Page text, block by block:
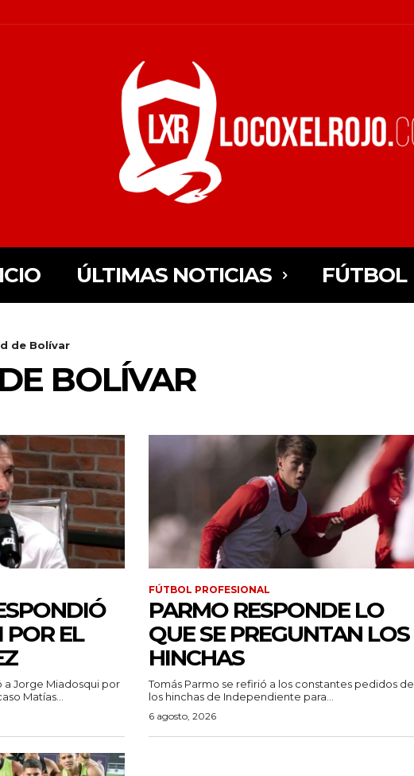
ÚLTIMAS NOTICIAS FÚTBOL
de Bolívar
BOLÍVAR
EL
a Jorge Miadosqui por
Matías...
FÚTBOL PROFESIONAL
PARMO RESPONDE LO
QUE SE PREGUNTAN LOS
HINCHAS
Tomás Parmo se refirió a los constantes pedidos de
los hinchas de Independiente para...
6 agosto, 2026